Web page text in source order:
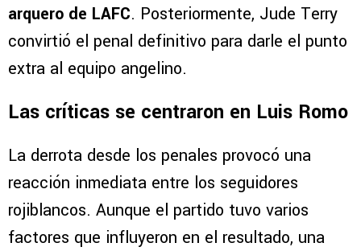
arquero de LAFC. Posteriormente, Jude Terry
convirtió el penal definitivo para darle el punto
extra al equipo angelino.
Las críticas se centraron en Luis Romo
La derrota desde los penales provocó una
reacción inmediata entre los seguidores
rojiblancos. Aunque el partido tuvo varios
factores que influyeron en el resultado, una